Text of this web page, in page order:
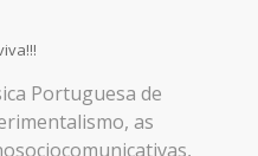
Portuguesa de
as